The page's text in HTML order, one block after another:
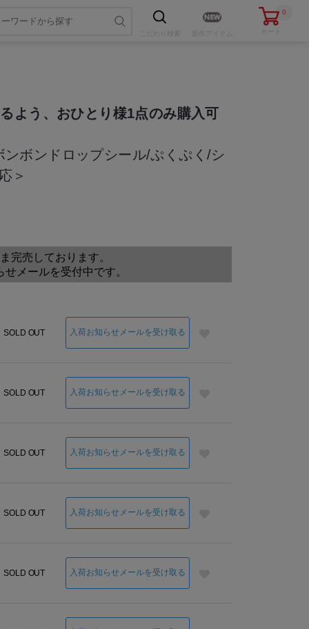
0
カート
よう、おひとり様1点のみ購入可
ボンドロップシール/ぷくぷく/シ
＞
完売しております。
せメールを受付中です。
SOLD OUT 入荷お知らせメールを受け取る
SOLD OUT 入荷お知らせメールを受け取る
SOLD OUT 入荷お知らせメールを受け取る
SOLD OUT 入荷お知らせメールを受け取る
SOLD OUT 入荷お知らせメールを受け取る